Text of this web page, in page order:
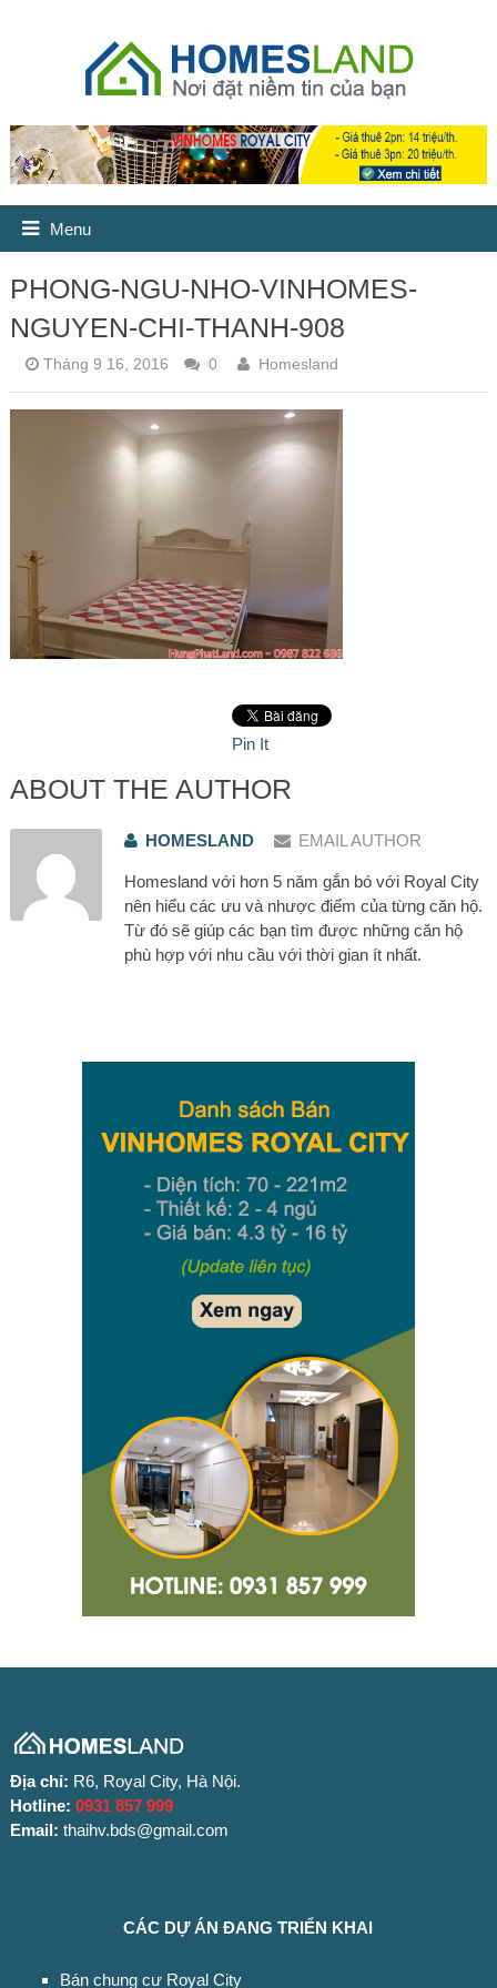
Menu
PHONG-NGU-NHO-VINHOMES-
NGUYEN-CHI-THANH-908
Tháng 9 16, 2016 0 Homesland
Pin It
ABOUT THE AUTHOR
HOMESLAND EMAIL AUTHOR
Homesland với hơn 5 năm gắn bó với Royal City
nên hiểu các ưu và nhược điểm của từng căn hộ.
Từ đó sẽ giúp các bạn tìm được những căn hộ
phù hợp với nhu cầu với thời gian ít nhất.
Địa chỉ: R6, Royal City, Hà Nội.
Hotline: 0931 857 999
Email: thaihv.bds@gmail.com
CÁC DỰ ÁN ĐANG TRIỂN KHAI
Bán chung cư Royal City